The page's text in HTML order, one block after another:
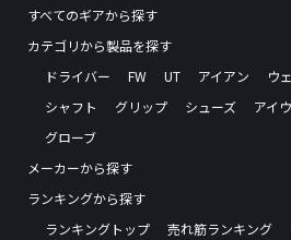
すべてのギアから探す
カテゴリから製品を探す
ドライバー
FW UT アイアン ウ
シャフト
グリップ シューズ アイ
グローブ
メーカーから探す
ランキングから探す
ランキングトップ
売れ筋ランキング